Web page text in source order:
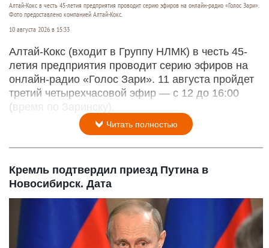
Алтай-Кокс в честь 45-летия предприятия проводит серию эфиров на онлайн-радио «Голос Зари».
Фото предоставлено компанией Алтай-Кокс.
10 августа 2026 в 15:33
Алтай-Кокс (входит в Группу НЛМК) в честь 45-
летия предприятия проводит серию эфиров на
онлайн-радио «Голос Зари». 11 августа пройдет
третий четырехчасовой эфир — с 12 до 16:00
(время по Заринску).
Читать полностью
Кремль подтвердил приезд Путина в
Новосибирск. Дата